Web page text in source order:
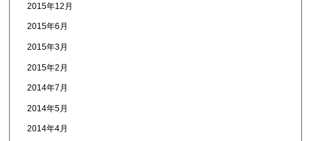
2015年12月
2015年6月
2015年3月
2015年2月
2014年7月
2014年5月
2014年4月